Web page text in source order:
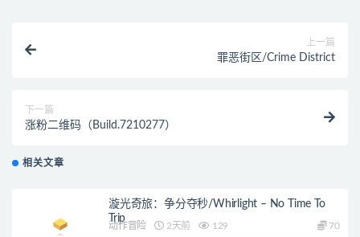
上一篇
罪恶街区/Crime District
下一篇
涨粉二维码（Build.7210277）
相关文章
漩光奇旅：争分夺秒/Whirlight – No Time To
Trip
动作冒险 2天前 129 70